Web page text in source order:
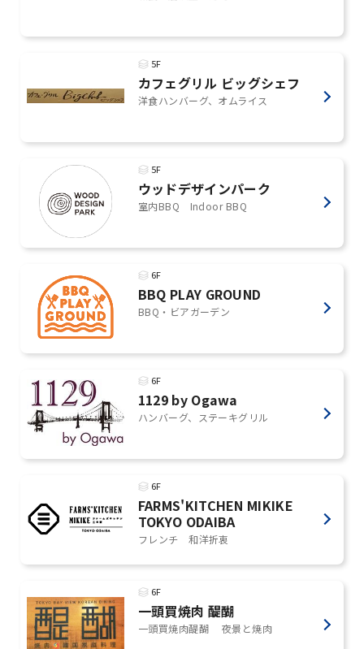
5F
カフェグリル ビッグシェフ
洋食ハンバーグ、オムライス
5F
ウッドデザインパーク
室内BBQ Indoor BBQ
6F
BBQ PLAY GROUND
BBQ・ビアガーデン
6F
1129 by Ogawa
ハンバーグ、ステーキグリル
6F
FARMS'KITCHEN MIKIKE
TOKYO ODAIBA
フレンチ 和洋折衷
6F
一頭買焼肉 醍醐
一頭買焼肉醍醐 夜景と焼肉